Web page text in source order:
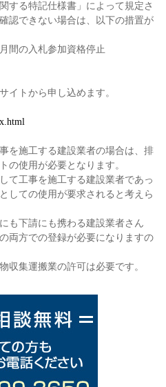
する特記仕様書」によって規定さ
認できない場合は、以下の措置が
間の入札参加資格停止
イトから申し込めます。
を施工する建設業者の場合は、排
の使用が必要となります。
て工事を施工する建設業者であっ
しての使用が要求されると考えら
も下請にも携わる建設業者さん
両方での登録が必要になりますの
収集運搬業の許可は必要です。